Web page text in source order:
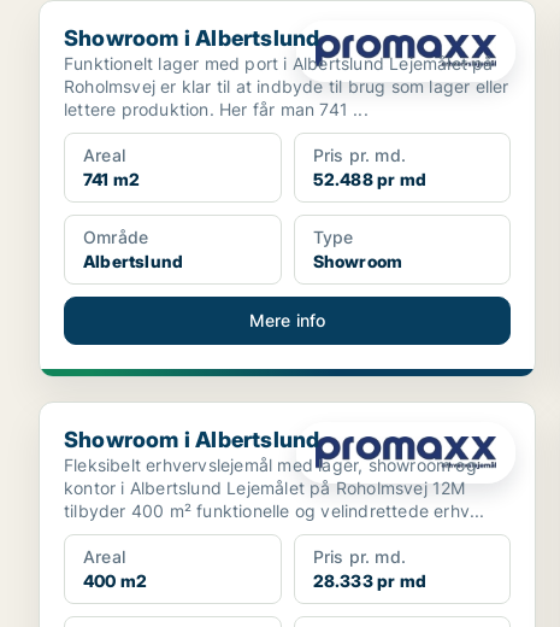
Showroom i Albertslund
Showroom i Albertslund
Funktionelt lager med port i Albertslund Lejemålet på
Roholmsvej er klar til at indbyde til brug som lager eller
lettere produktion. Her får man 741 ...
Areal
741 m2
Pris pr. md.
52.488 pr md
Område
Albertslund
Type
Showroom
Mere info
Showroom i Albertslund
Showroom i Albertslund
Fleksibelt erhvervslejemål med lager, showroom og
kontor i Albertslund Lejemålet på Roholmsvej 12M
tilbyder 400 m² funktionelle og velindrettede erhv...
Areal
400 m2
Pris pr. md.
28.333 pr md